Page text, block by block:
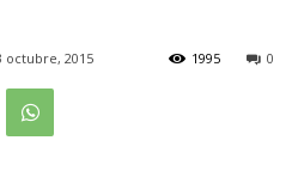
octubre, 2015 0
1995